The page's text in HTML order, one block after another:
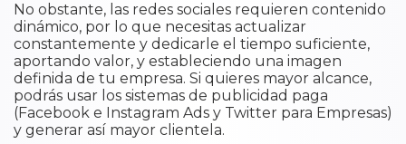
No obstante, las redes sociales requieren contenido
dinámico, por lo que necesitas actualizar
constantemente y dedicarle el tiempo suficiente,
aportando valor, y estableciendo una imagen
definida de tu empresa. Si quieres mayor alcance,
podrás usar los sistemas de publicidad paga
(Facebook e Instagram Ads y Twitter para Empresas)
y generar así mayor clientela.